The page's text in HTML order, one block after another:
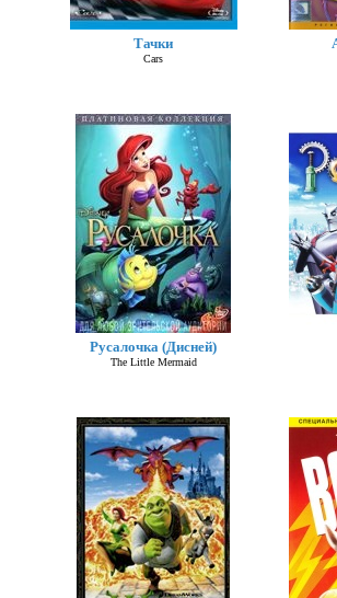
Тачки
Cars
Русалочка (Дисней)
The Little Mermaid